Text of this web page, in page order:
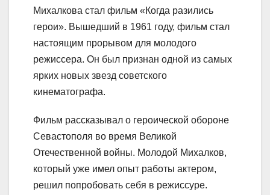
Михалкова стал фильм «Когда разились
герои». Вышедший в 1961 году, фильм стал
настоящим прорывом для молодого
режиссера. Он был признан одной из самых
ярких новых звезд советского
кинематографа.
Фильм рассказывал о героической обороне
Севастополя во время Великой
Отечественной войны. Молодой Михалков,
который уже имел опыт работы актером,
решил попробовать себя в режиссуре.